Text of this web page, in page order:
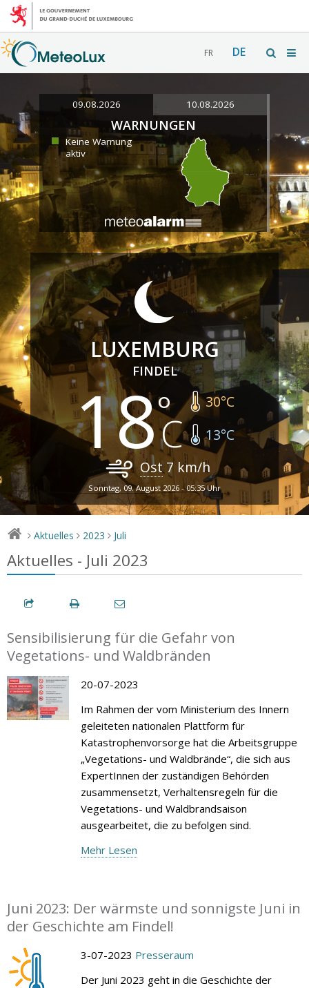
FR DE
09.08.2026 10.08.2026
WARNUNGEN
Keine Warnung
aktiv
LUXEMBURG
FINDEL
18 30°C
13°C
Ost7 km/h
Sonntag, 09. August 2026 - 05:35 Uhr
> Aktuelles > 2023 > Juli
Aktuelles - Juli 2023
Sensibilisierung für die Gefahr von
Vegetations- und Waldbränden
20-07-2023
Im Rahmen der vom Ministerium des Innern
geleiteten nationalen Plattform für
Katastrophenvorsorge hat die Arbeitsgruppe
„Vegetations- und Waldbrände“, die sich aus
ExpertInnen der zuständigen Behörden
zusammensetzt, Verhaltensregeln für die
Vegetations- und Waldbrandsaison
ausgearbeitet, die zu befolgen sind.
Mehr Lesen
Juni 2023: Der wärmste und sonnigste Juni in
der Geschichte am Findel!
3-07-2023 Presseraum
Der Juni 2023 geht in die Geschichte der